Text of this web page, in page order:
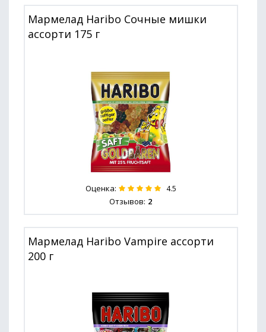
Мармелад Haribo Сочные мишки
ассорти 175 г
Оценка: 4.5
Отзывов: 2
Мармелад Haribo Vampire ассорти
200 г